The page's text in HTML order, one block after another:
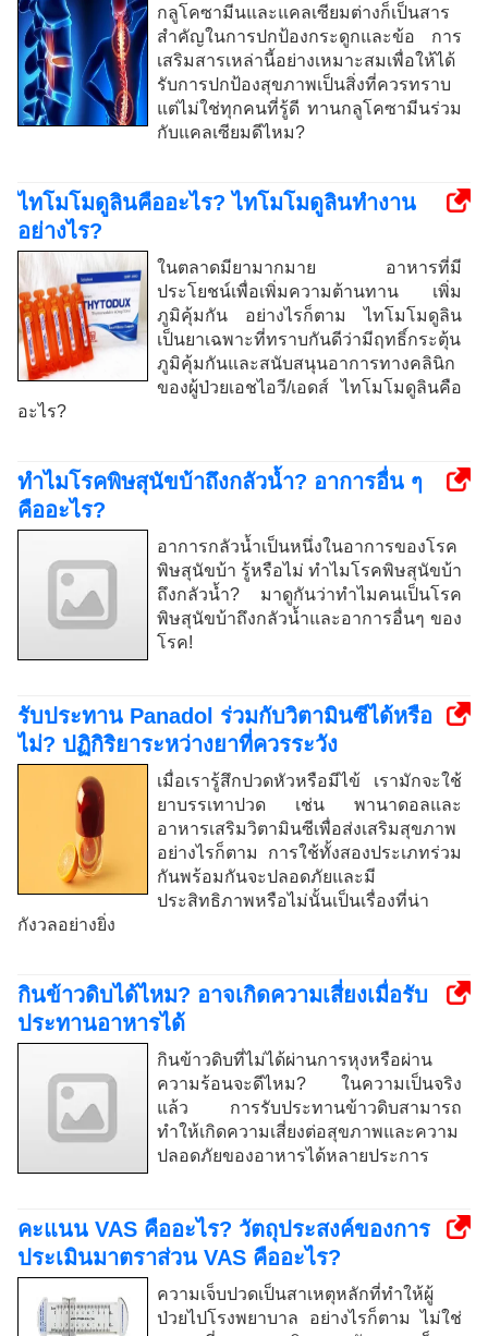
กลูโคซามีนและแคลเซียมต่างก็เป็นสาร
สำคัญในการปกป้องกระดูกและข้อ การ
เสริมสารเหล่านี้อย่างเหมาะสมเพื่อให้ได้
รับการปกป้องสุขภาพเป็นสิ่งที่ควรทราบ
แต่ไม่ใช่ทุกคนที่รู้ดี ทานกลูโคซามีนร่วม
กับแคลเซียมดีไหม?
ไทโมโมดูลินคืออะไร? ไทโมโมดูลินทำงาน
อย่างไร?
ในตลาดมียามากมาย อาหารที่มี
ประโยชน์เพื่อเพิ่มความต้านทาน เพิ่ม
ภูมิคุ้มกัน อย่างไรก็ตาม ไทโมโมดูลิน
เป็นยาเฉพาะที่ทราบกันดีว่ามีฤทธิ์กระตุ้น
ภูมิคุ้มกันและสนับสนุนอาการทางคลินิก
ของผู้ป่วยเอชไอวี/เอดส์ ไทโมโมดูลินคือ
อะไร?
ทำไมโรคพิษสุนัขบ้าถึงกลัวน้ำ? อาการอื่น ๆ
คืออะไร?
อาการกลัวน้ำเป็นหนึ่งในอาการของโรค
พิษสุนัขบ้า รู้หรือไม่ ทำไมโรคพิษสุนัขบ้า
ถึงกลัวน้ำ? มาดูกันว่าทำไมคนเป็นโรค
พิษสุนัขบ้าถึงกลัวน้ำและอาการอื่นๆ ของ
โรค!
รับประทาน Panadol ร่วมกับวิตามินซีได้หรือ
ไม่? ปฏิกิริยาระหว่างยาที่ควรระวัง
เมื่อเรารู้สึกปวดหัวหรือมีไข้ เรามักจะใช้
ยาบรรเทาปวด เช่น พานาดอลและ
อาหารเสริมวิตามินซีเพื่อส่งเสริมสุขภาพ
อย่างไรก็ตาม การใช้ทั้งสองประเภทร่วม
กันพร้อมกันจะปลอดภัยและมี
ประสิทธิภาพหรือไม่นั้นเป็นเรื่องที่น่า
กังวลอย่างยิ่ง
กินข้าวดิบได้ไหม? อาจเกิดความเสี่ยงเมื่อรับ
ประทานอาหารได้
กินข้าวดิบที่ไม่ได้ผ่านการหุงหรือผ่าน
ความร้อนจะดีไหม? ในความเป็นจริง
แล้ว การรับประทานข้าวดิบสามารถ
ทำให้เกิดความเสี่ยงต่อสุขภาพและความ
ปลอดภัยของอาหารได้หลายประการ
คะแนน VAS คืออะไร? วัตถุประสงค์ของการ
ประเมินมาตราส่วน VAS คืออะไร?
ความเจ็บปวดเป็นสาเหตุหลักที่ทำให้ผู้
ป่วยไปโรงพยาบาล อย่างไรก็ตาม ไม่ใช่